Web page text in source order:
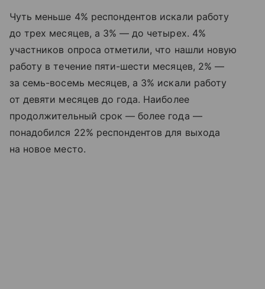
Чуть меньше 4% респондентов искали работу
до трех месяцев, а 3% — до четырех. 4%
участников опроса отметили, что нашли новую
работу в течение пяти-шести месяцев, 2% —
за семь-восемь месяцев, а 3% искали работу
от девяти месяцев до года. Наиболее
продолжительный срок — более года —
понадобился 22% респондентов для выхода
на новое место.